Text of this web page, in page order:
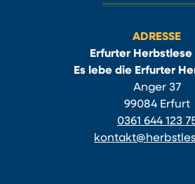
ADRESSE
Erfurter Herbstlese
Es lebe die Erfurter
Anger 37
99084 Erfurt
0361 644 123